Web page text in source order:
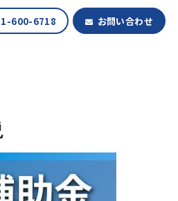
600-6718 お問い合わせ